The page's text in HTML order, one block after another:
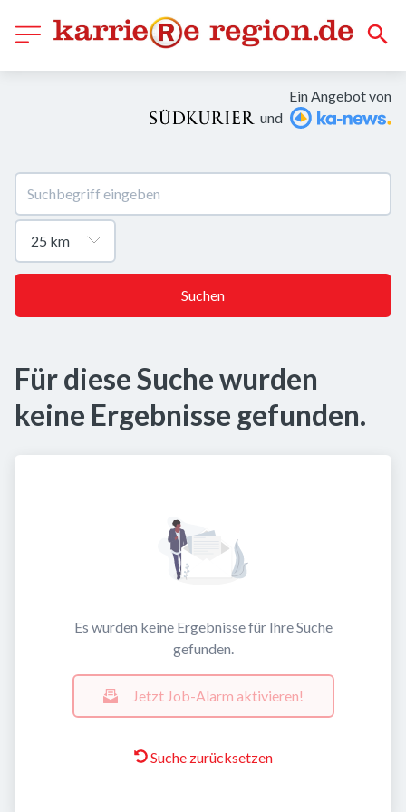
Ein Angebot von
und
Suchen
Für diese Suche wurden
keine Ergebnisse gefunden.
Es wurden keine Ergebnisse für Ihre Suche
gefunden.
Jetzt Job-Alarm aktivieren!
Suche zurücksetzen